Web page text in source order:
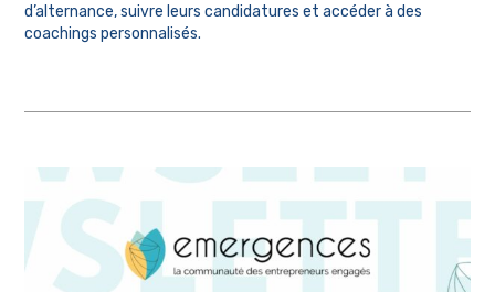
d’alternance, suivre leurs candidatures et accéder à des
coachings personnalisés.